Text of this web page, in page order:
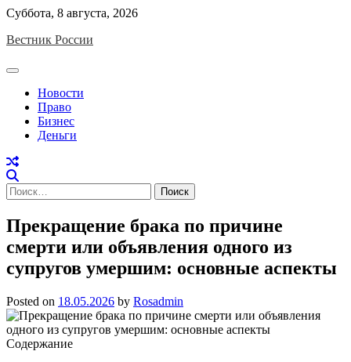
Skip
content
Суббота, 8 августа, 2026
Вестник России
Новости
Право
Бизнес
Деньги
Найти:
Прекращение брака по причине
смерти или объявления одного из
супругов умершим: основные аспекты
Posted on 18.05.2026 by Rosadmin
Содержание